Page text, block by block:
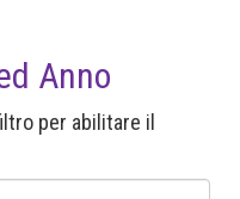
Anno
per abilitare il